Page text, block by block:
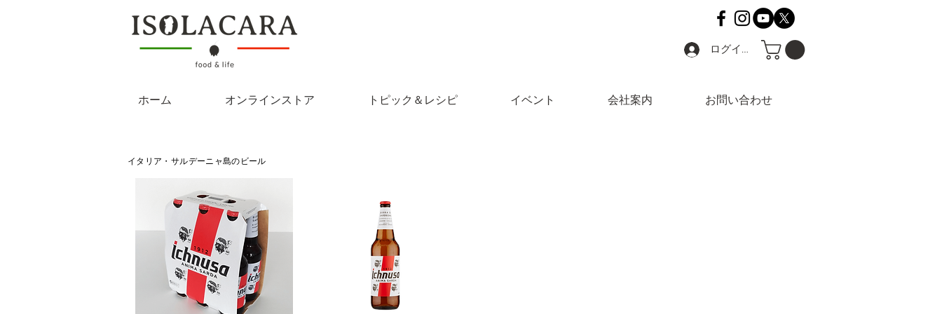
ログイン
ホーム オンラインストア トピック＆レシピ イベント 会社案内 お問い合わせ
イタリア・サルデーニャ島のビール